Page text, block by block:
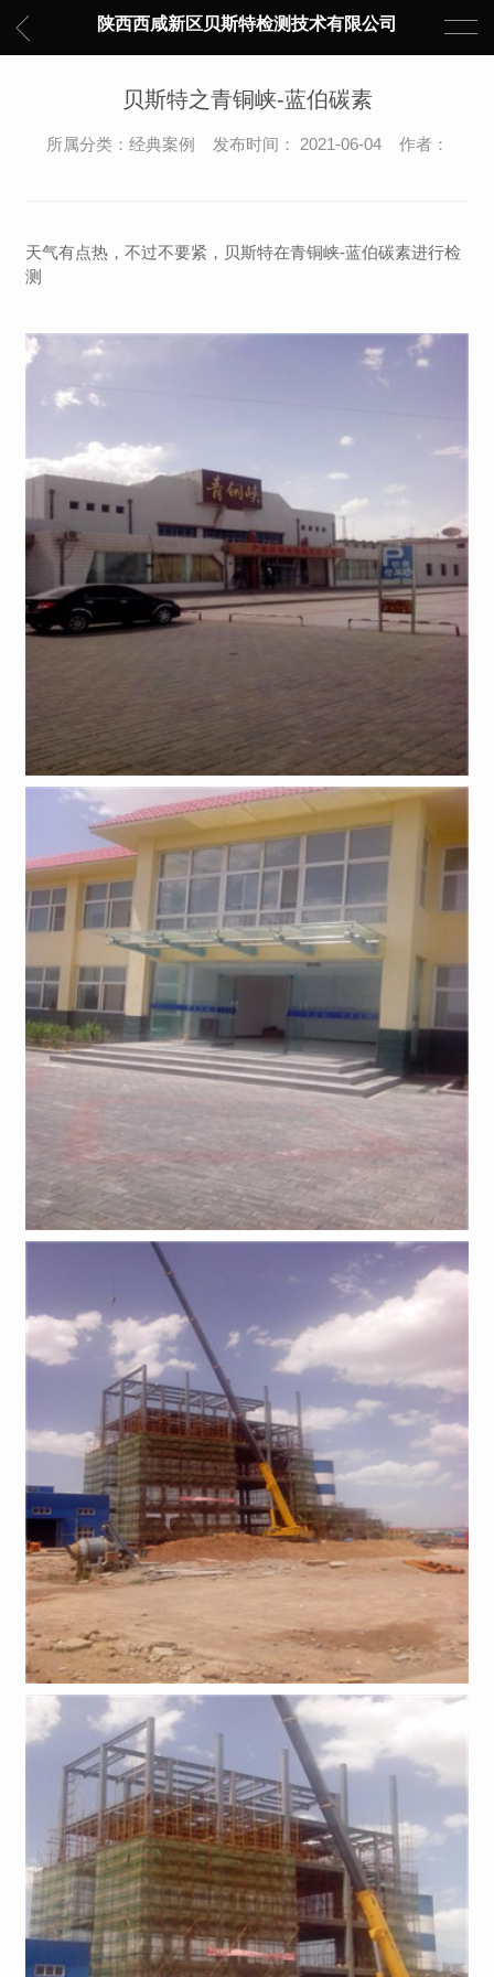
陕西西咸新区贝斯特检测技术有限公司
贝斯特之青铜峡-蓝伯碳素
所属分类：经典案例 发布时间： 2021-06-04 作者：
天气有点热，不过不要紧，贝斯特在青铜峡-蓝伯碳素进行检
测